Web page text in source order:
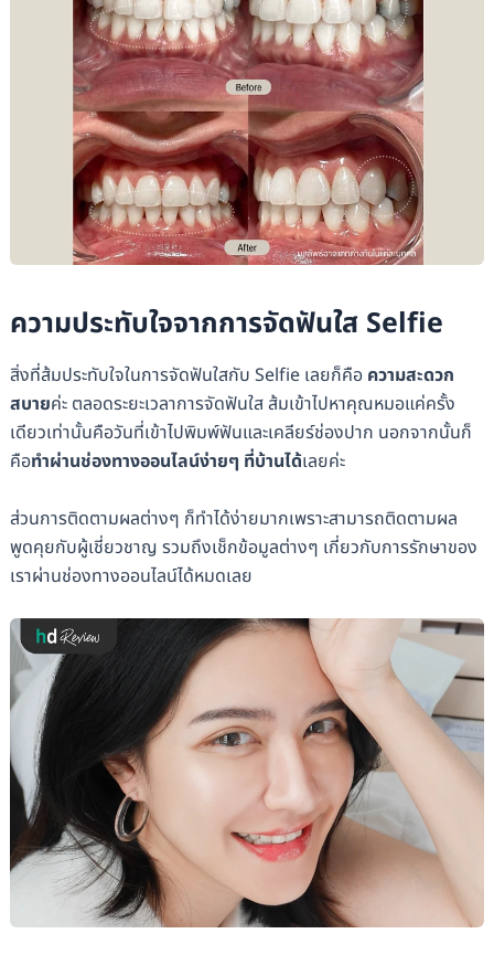
ความประทับใจจากการจัดฟันใส Selfie
สิ่งที่ส้มประทับใจในการจัดฟันใสกับ Selfie เลยก็คือ ความสะดวก
สบายค่ะ ตลอดระยะเวลาการจัดฟันใส ส้มเข้าไปหาคุณหมอแค่ครั้ง
เดียวเท่านั้นคือวันที่เข้าไปพิมพ์ฟันและเคลียร์ช่องปาก นอกจากนั้นก็
คือทำผ่านช่องทางออนไลน์ง่ายๆ ที่บ้านได้เลยค่ะ
ส่วนการติดตามผลต่างๆ ก็ทำได้ง่ายมากเพราะสามารถติดตามผล
พูดคุยกับผู้เชี่ยวชาญ รวมถึงเช็กข้อมูลต่างๆ เกี่ยวกับการรักษาของ
เราผ่านช่องทางออนไลน์ได้หมดเลย